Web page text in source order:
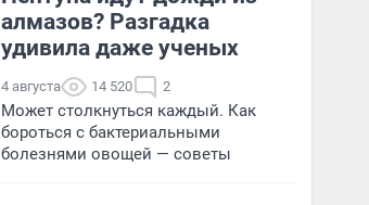
алмазов? Разгадка
удивила даже ученых
4 августа 14 520 2
Может столкнуться каждый. Как
бороться с бактериальными
болезнями овощей — советы